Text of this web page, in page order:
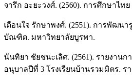
จารึก อะยะวงศ์. (2560). การศึกษา
เตือนใจ รักษาพงศ์. (2551). การพัฒ
บัณฑิต. มหาวิทยาลัยบูรพา.
นันทิยา ชัยชนะเลิศ. (2561). รายงาน
อนุบาลปีที่ 3 โรงเรียนบ้านรวมมิตร.